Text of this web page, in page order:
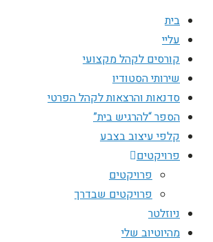
בית
עליי
קורסים לקהל מקצועי
שירותי הסטודיו
סדנאות והרצאות לקהל הפרטי
הספר “להרגיש בית”
קלפי עיצוב בצבע
פרויקטים
פרויקטים
פרויקטים שבדרך
ניוזלטר
מהיוטיוב שלי